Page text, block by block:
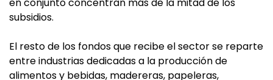
subsidios.
El resto de los fondos que recibe el sector se reparte
entre industrias dedicadas a la producción de
alimentos y bebidas, madereras, papeleras,